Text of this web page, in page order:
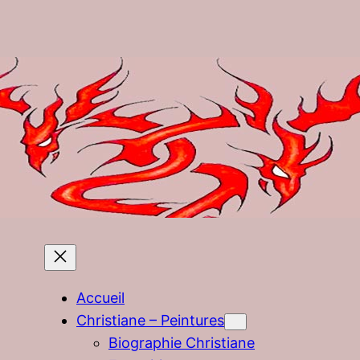
Accueil
Christiane – Peintures
Biographie Christiane